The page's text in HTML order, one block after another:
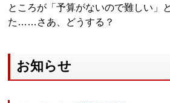
ところが「予算がないので難しい」
た……さあ、どうする？
お知らせ